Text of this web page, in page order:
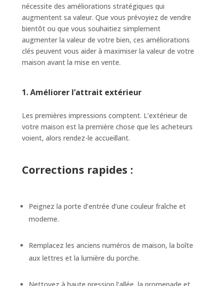
nécessite des améliorations stratégiques qui
augmentent sa valeur. Que vous prévoyiez de vendre
bientôt ou que vous souhaitiez simplement
augmenter la valeur de votre bien, ces améliorations
clés peuvent vous aider à maximiser la valeur de votre
maison avant la mise en vente.
1. Améliorer l’attrait extérieur
Les premières impressions comptent. L’extérieur de
votre maison est la première chose que les acheteurs
voient, alors rendez-le accueillant.
Corrections rapides :
Peignez la porte d’entrée d’une couleur fraîche et
moderne.
Remplacez les anciens numéros de maison, la boîte
aux lettres et la lumière du porche.